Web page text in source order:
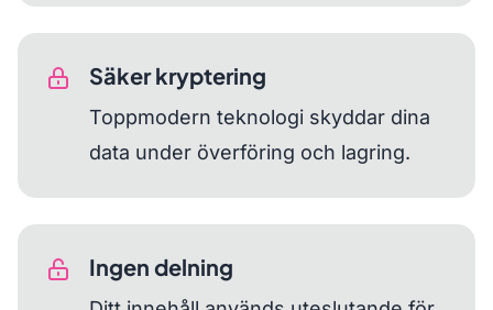
Säker kryptering
Toppmodern teknologi skyddar dina
data under överföring och lagring.
Ingen delning